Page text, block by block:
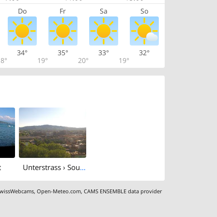
Do Fr Sa So
34°
19°
35°
20°
33°
19°
32°
Unterstrass › South-west: Uetliberg
,Open-Meteo.com,CAMS ENSEMBLE data provider